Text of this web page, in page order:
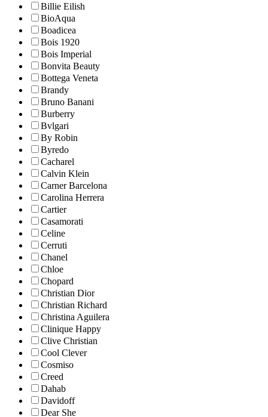
Billie Eilish
BioAqua
Boadicea
Bois 1920
Bois Imperial
Bonvita Beauty
Bottega Veneta
Brandy
Bruno Banani
Burberry
Bvlgari
By Robin
Byredo
Cacharel
Calvin Klein
Carner Barcelona
Carolina Herrera
Cartier
Casamorati
Celine
Cerruti
Chanel
Chloe
Chopard
Christian Dior
Christian Richard
Christina Aguilera
Clinique Happy
Clive Christian
Cool Clever
Cosmiso
Creed
Dahab
Davidoff
Dear She